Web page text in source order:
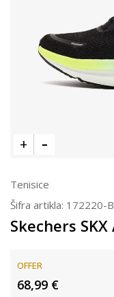
Tenisice
Šifra artikla: 172220-
Skechers
OFFER
68,99 €